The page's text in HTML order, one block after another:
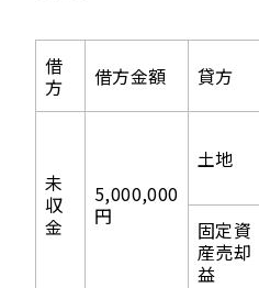
借
方
借方金額 貸方
未
収
金
5,000,000
円
土地
固定資
産売却
益